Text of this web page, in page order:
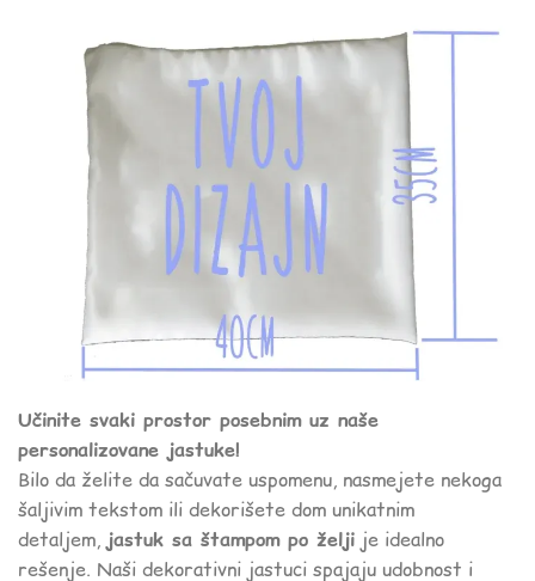
Učinite svaki prostor posebnim uz naše
personalizovane jastuke!
Bilo da želite da sačuvate uspomenu, nasmejete nekoga
šaljivim tekstom ili dekorišete dom unikatnim
detaljem, jastuk sa štampom po želji je idealno
rešenje. Naši dekorativni jastuci spajaju udobnost i